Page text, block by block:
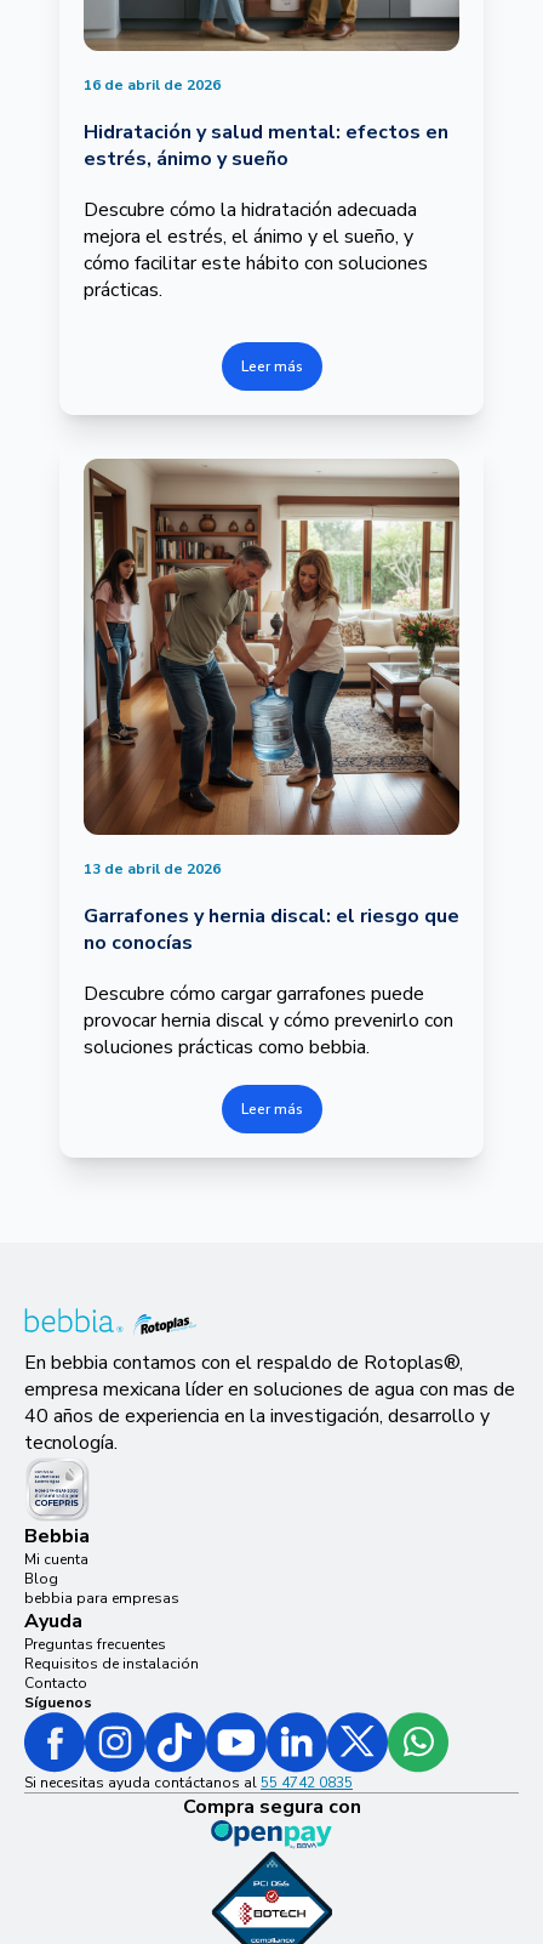
16 de abril de 2026
Hidratación y salud mental: efectos en
estrés, ánimo y sueño
Descubre cómo la hidratación adecuada
mejora el estrés, el ánimo y el sueño, y
cómo facilitar este hábito con soluciones
prácticas.
Leer más
13 de abril de 2026
Garrafones y hernia discal: el riesgo que
no conocías
Descubre cómo cargar garrafones puede
provocar hernia discal y cómo prevenirlo con
soluciones prácticas como bebbia.
Leer más
En bebbia contamos con el respaldo de Rotoplas®,
empresa mexicana líder en soluciones de agua con mas de
40 años de experiencia en la investigación, desarrollo y
tecnología.
Bebbia
Mi cuenta
Blog
bebbia para empresas
Ayuda
Preguntas frecuentes
Requisitos de instalación
Contacto
Síguenos
Si necesitas ayuda contáctanos al 55 4742 0835
Compra segura con